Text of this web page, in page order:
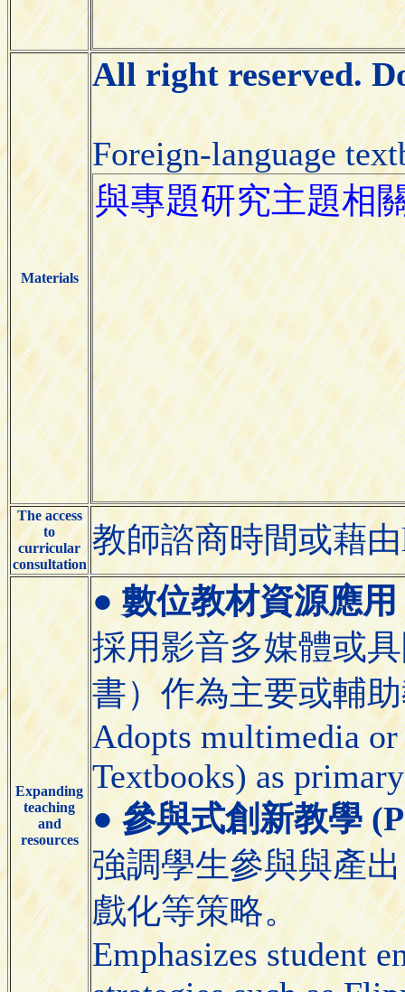
Materials
All right reserved.
Foreign-language
The access
to
curricular
consultation
教師諮商時間或藉
Expanding
teaching
and
resources
●數位教材資源應
採用影音多媒體或
書）作為主要或輔
Adopts multimedia or
Textbooks) as
●參與式創新教學
強調學生參與與產
戲化等策略。
Emphasizes student